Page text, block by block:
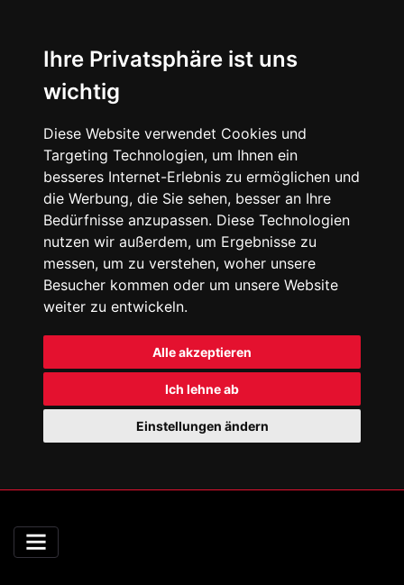
Ihre Privatsphäre ist uns
wichtig
Diese Website verwendet Cookies und
Targeting Technologien, um Ihnen ein
besseres Internet-Erlebnis zu ermöglichen und
die Werbung, die Sie sehen, besser an Ihre
Bedürfnisse anzupassen. Diese Technologien
nutzen wir außerdem, um Ergebnisse zu
messen, um zu verstehen, woher unsere
Besucher kommen oder um unsere Website
weiter zu entwickeln.
Alle akzeptieren
Ich lehne ab
Einstellungen ändern